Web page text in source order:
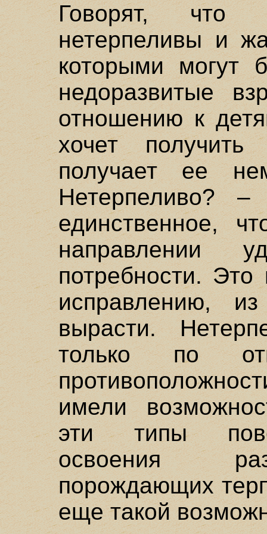
Говорят, что
нетерпеливы и
которыми могут
недоразвитые
отношению к
хочет
получает ее
Нетерпеливо?
единственное,
направлении
потребности.
исправлению,
вырасти.
только по
имели
эти типы
освоения
порождающих
еще такой